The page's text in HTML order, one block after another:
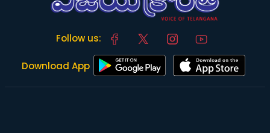
Follow us:
Download App